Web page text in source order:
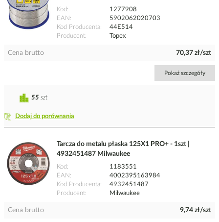
Kod
1277908
EAN
5902062020703
Kod Producenta
44E514
Producent
Topex
Cena brutto 70,37 zł/szt
Pokaż szczegóły
Dodaj do porównania
55 szt
Tarcza do metalu płaska 125X1 PRO+ - 1szt |
4932451487 Milwaukee
Kod
1183551
EAN
4002395163984
Kod Producenta
4932451487
Producent
Milwaukee
Cena brutto 9,74 zł/szt